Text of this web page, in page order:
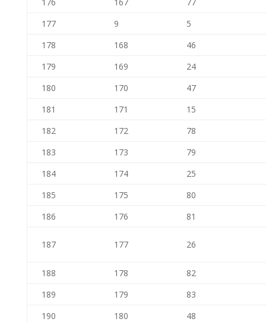
177
9
5
178
168
46
179
169
24
180
170
47
181
171
15
182
172
78
183
173
79
184
174
25
185
175
80
186
176 81
187 177 26
188 178
82
189
179
83
190
180
48